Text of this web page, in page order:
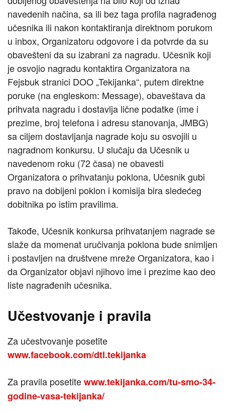
navedenih načina, sa ili bez taga profila nagrađenog
učesnika ili nakon kontaktiranja direktnom porukom
u inbox, Organizatoru odgovore i da potvrde da su
obavešteni da su izabrani za nagradu. Učesnik koji
je osvojio nagradu kontaktira Organizatora na
Fejsbuk stranici DOO „Tekijanka“, putem direktne
poruke (na engleskom: Message), obaveštava da
prihvata nagradu i dostavlja lične podatke (ime i
prezime, broj telefona i adresu stanovanja, JMBG)
sa ciljem dostavljanja nagrade koju su osvojili u
nagradnom konkursu. U slučaju da Učesnik u
navedenom roku (72 časa) ne obavesti
Organizatora o prihvatanju poklona, Učesnik gubi
pravo na dobijeni poklon i komisija bira sledećeg
dobitnika po istim pravilima.
Takođe, Učesnik konkursa prihvatanjem nagrade se
slaže da momenat uručivanja poklona bude snimljen
i postavljen na društvene mreže Organizatora, kao i
da Organizator objavi njihovo ime i prezime kao deo
liste nagrađenih učesnika.
Učestvovanje i pravila
Za učestvovanje posetite
www.facebook.com/dtl.tekijanka
Za pravila posetitewww.tekijanka.com/tu-smo-34-
godine-vasa-tekijanka/